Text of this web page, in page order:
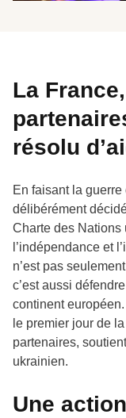
La
résolu
En faisant la
délibérément
Charte des Nations
l’indépendance et
n’est pas
c’est aussi
continent
le premier jour de
partenaires,
ukrainien.
Une